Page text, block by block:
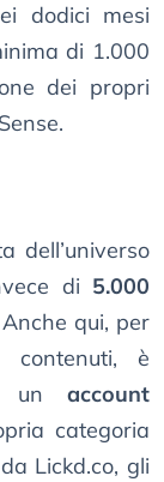
dodici mesi
di 1.000
dei propri
dell’universo
di 5.000
qui, per
è
un account
categoria
Lickd.co, gli